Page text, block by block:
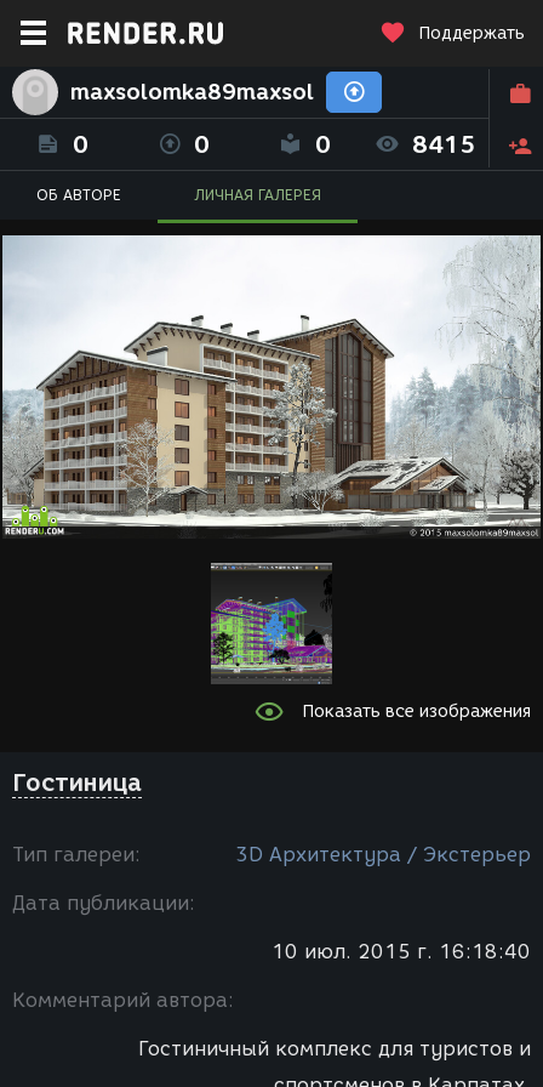
Поддержать
maxsolomka89maxsol
0 0 0 8415
ОБ АВТОРЕ ЛИЧНАЯ ГАЛЕРЕЯ
Показать все изображения
Гостиница
Тип галереи: 3D Архитектура / Экстерьер
Дата публикации:
10 июл. 2015 г. 16:18:40
Комментарий автора:
Гостиничный комплекс для туристов и